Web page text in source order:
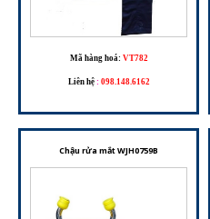
Mã hàng hoá: VT782
Liên hệ : 098.148.6162
Chậu rửa mắt WJH0759B